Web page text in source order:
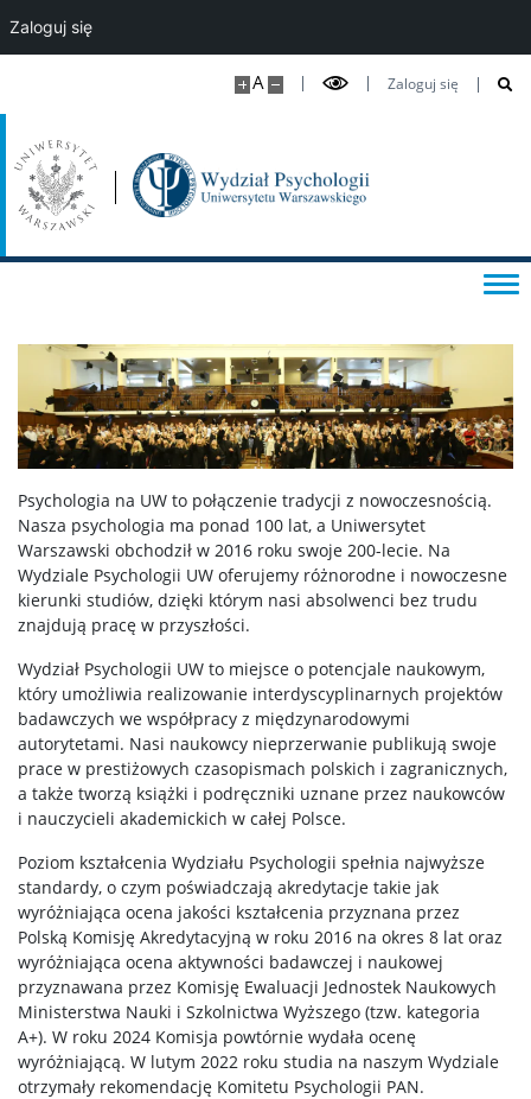
A Zaloguj się
Konsultacje statystyczne i metodologiczne
Tutoring dla studentów w spektrum autyzmu
Dyżury nauczycieli akademickich
DLA DOKTORANTÓW
Pomoc IT
Biblioteka
Studia doktorskie w “starym trybie”
Kształcenie doktorantów w “nowym trybie”
DLA PRACOWNIKÓW
NAUKA NA WYDZIALE
Najnowsze publikacje
Laboratoria wydziałowe
Centrum Diagnozy i Terapii
Psychologia na UW to połączenie tradycji z nowoczesnością.
Nasza psychologia ma ponad 100 lat, a Uniwersytet
Warszawski obchodził w 2016 roku swoje 200-lecie. Na
Wydziale Psychologii UW oferujemy różnorodne i nowoczesne
kierunki studiów, dzięki którym nasi absolwenci bez trudu
znajdują pracę w przyszłości.
Wydział Psychologii UW to miejsce o potencjale naukowym,
który umożliwia realizowanie interdyscyplinarnych projektów
badawczych we współpracy z międzynarodowymi
autorytetami. Nasi naukowcy nieprzerwanie publikują swoje
prace w prestiżowych czasopismach polskich i zagranicznych,
a także tworzą książki i podręczniki uznane przez naukowców
i nauczycieli akademickich w całej Polsce.
Poziom kształcenia Wydziału Psychologii spełnia najwyższe
standardy, o czym poświadczają akredytacje takie jak
wyróżniająca ocena jakości kształcenia przyznana przez
Polską Komisję Akredytacyjną w roku 2016 na okres 8 lat oraz
wyróżniająca ocena aktywności badawczej i naukowej
przyznawana przez Komisję Ewaluacji Jednostek Naukowych
Ministerstwa Nauki i Szkolnictwa Wyższego (tzw. kategoria
A+). W roku 2024 Komisja powtórnie wydała ocenę
wyróżniającą. W lutym 2022 roku studia na naszym Wydziale
otrzymały rekomendację Komitetu Psychologii PAN.
Zaloguj się